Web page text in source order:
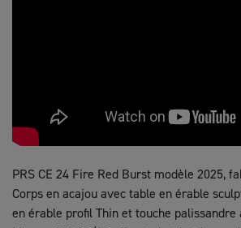
PRS CE 24 Fire Red Burst modèle 2025,
Corps en acajou avec table en érable
en érable profil Thin et touche